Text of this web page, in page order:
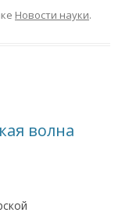
Новости науки.
волна